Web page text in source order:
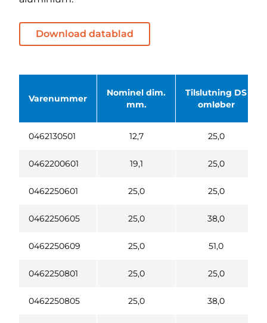
Download datablad
Varenummer
Nominel dim.
mm.
Tilslutning DS
omløber
0462130501 12,7 25,0
0462200601 19,1 25,0
0462250601 25,0 25,0
0462250605 25,0 38,0
0462250609 25,0 51,0
0462250801 25,0 25,0
0462250805 25,0 38,0